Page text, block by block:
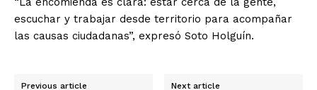
escuchar y trabajar desde territorio para acompañar
las causas ciudadanas”, expresó Soto Holguín.
Previous article Next article